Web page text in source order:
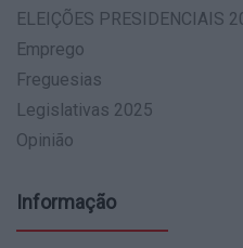
ELEIÇÕES PRESIDENCIAIS
Emprego
Freguesias
Legislativas 2025
Opinião
Informação